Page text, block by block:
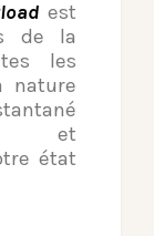
est
de la
les
nature
et
état